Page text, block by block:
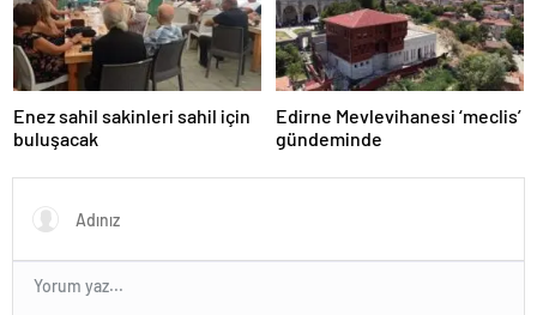
Enez sahil sakinleri sahil için
buluşacak
Edirne Mevlevihanesi ‘meclis’
gündeminde